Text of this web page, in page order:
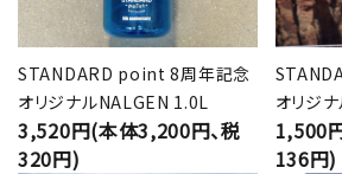
STANDARD point 8周年記念
オリジナルNALGEN 1.0L
3,520円(本体3,200円、税
320円)
オリジ
1,500
136円)